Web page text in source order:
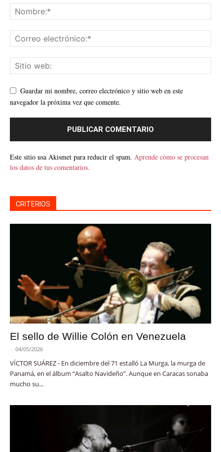
Guardar mi nombre, correo electrónico y sitio web en este
navegador la próxima vez que comente.
Este sitio usa Akismet para reducir el spam. Aprende cómo se procesan
los datos de tus comentarios.
CRITERIOS
El sello de Willie Colón en Venezuela
- 04/05/2026
VÍCTOR SUÁREZ - En diciembre del 71 estalló La Murga, la murga de
Panamá, en el álbum “Asalto Navideño”. Aunque en Caracas sonaba
mucho su...